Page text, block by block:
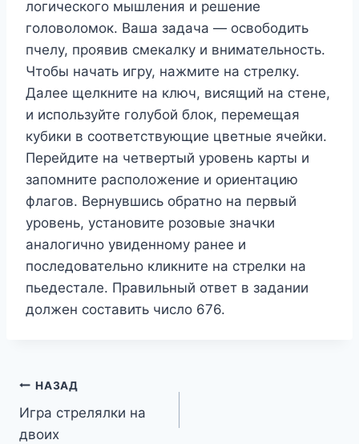
логического мышления и решение
головоломок. Ваша задача — освободить
пчелу, проявив смекалку и внимательность.
Чтобы начать игру, нажмите на стрелку.
Далее щелкните на ключ, висящий на стене,
и используйте голубой блок, перемещая
кубики в соответствующие цветные ячейки.
Перейдите на четвертый уровень карты и
запомните расположение и ориентацию
флагов. Вернувшись обратно на первый
уровень, установите розовые значки
аналогично увиденному ранее и
последовательно кликните на стрелки на
пьедестале. Правильный ответ в задании
должен составить число 676.
Навигация
по
НАЗАД
Игра стрелялки на
двоих